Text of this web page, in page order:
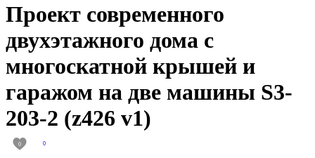
Проект современного
двухэтажного дома с
многоскатной крышей и
гаражом на две машины S3-
203-2 (z426 v1)
0 0